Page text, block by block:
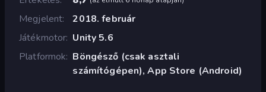
Megjelent
2018. február
Játékmotor Unity 5.6
Platformok Böngésző (csak asztali
számítógépen), App Store (Android)